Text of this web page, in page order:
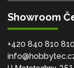
Showroom
+420 840 810 810